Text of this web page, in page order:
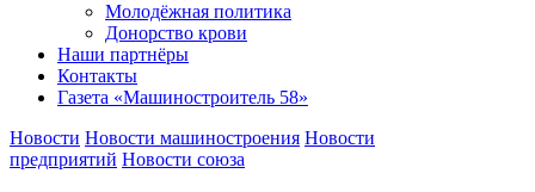
Молодёжная политика
Донорство крови
Наши партнёры
Контакты
Газета «Машиностроитель 58»
Новости Новости машиностроения Новости
предприятий Новости союза